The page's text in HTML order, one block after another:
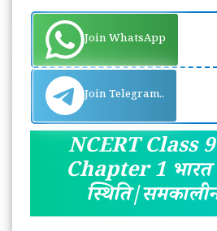
Join WhatsApp
Join Telegram..
NCERT Class
Chapter 1